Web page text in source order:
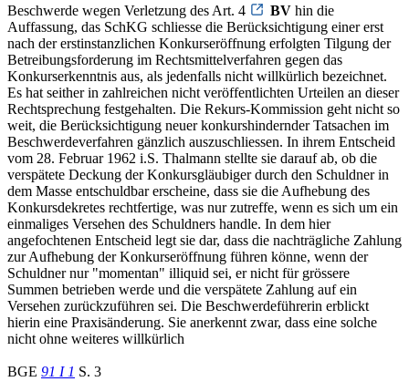
Beschwerde wegen Verletzung des Art. 4
BV hin die
Auffassung, das SchKG schliesse die Berücksichtigung einer erst
nach der erstinstanzlichen Konkurseröffnung erfolgten Tilgung der
Betreibungsforderung im Rechtsmittelverfahren gegen das
Konkurserkenntnis aus, als jedenfalls nicht willkürlich bezeichnet.
Es hat seither in zahlreichen nicht veröffentlichten Urteilen an dieser
Rechtsprechung festgehalten. Die Rekurs-Kommission geht nicht so
weit, die Berücksichtigung neuer konkurshindernder Tatsachen im
Beschwerdeverfahren gänzlich auszuschliessen. In ihrem Entscheid
vom 28. Februar 1962 i.S. Thalmann stellte sie darauf ab, ob die
verspätete Deckung der Konkursgläubiger durch den Schuldner in
dem Masse entschuldbar erscheine, dass sie die Aufhebung des
Konkursdekretes rechtfertige, was nur zutreffe, wenn es sich um ein
einmaliges Versehen des Schuldners handle. In dem hier
angefochtenen Entscheid legt sie dar, dass die nachträgliche Zahlung
zur Aufhebung der Konkurseröffnung führen könne, wenn der
Schuldner nur "momentan" illiquid sei, er nicht für grössere
Summen betrieben werde und die verspätete Zahlung auf ein
Versehen zurückzuführen sei. Die Beschwerdeführerin erblickt
hierin eine Praxisänderung. Sie anerkennt zwar, dass eine solche
nicht ohne weiteres willkürlich
BGE 91 I 1 S. 3